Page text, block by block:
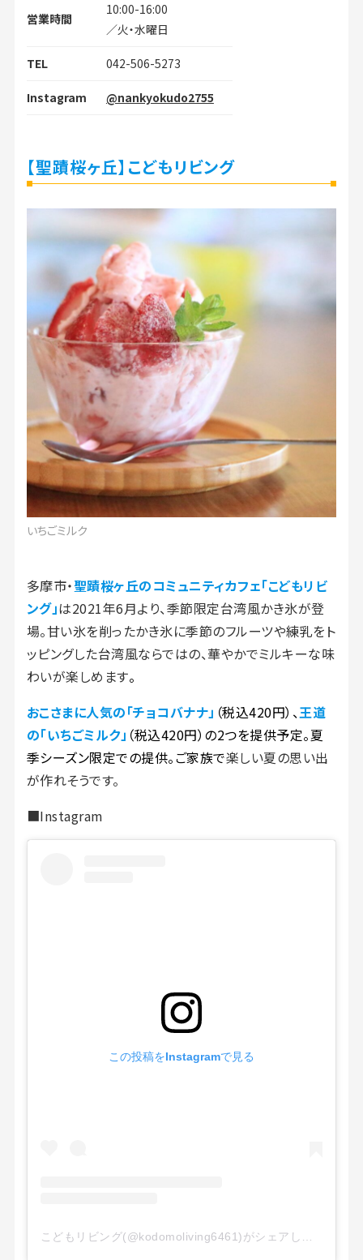
営業時間
10:00-16:00
／火・水曜日
TEL 042-506-5273
Instagram @nankyokudo2755
【聖蹟桜ヶ丘】こどもリビング
いちごミルク
多摩市・聖蹟桜ヶ丘のコミュニティカフェ「こどもリビ
ング」は2021年6月より、季節限定台湾風かき氷が登
場。甘い氷を削ったかき氷に季節のフルーツや練乳をト
ッピングした台湾風ならではの、華やかでミルキーな味
わいが楽しめます。
おこさまに人気の「チョコバナナ」 （税込420円）、王道
の「いちごミルク」 （税込420円）の2つを提供予定。夏
季シーズン限定での提供。ご家族で楽しい夏の思い出
が作れそうです。
■Instagram
この投稿をInstagramで見る